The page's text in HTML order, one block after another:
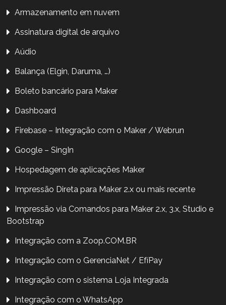
Armazenamento em nuvem
Assinatura digital de arquivo
Aúdio
Balança (Elgin, Daruma, …)
Boleto bancário para Maker
Dashboard
Firebase – Integração com o Maker / Webrun
Google – SingIn
Hospedagem de aplicações Maker
Impressão Direta para Maker 2.x ou mais recente
Impressão via Comandos para Maker 2.x, 3.x, Studio e
Bootstrap
Integração com a Zoop.COM.BR
Integração com o GerenciaNet / EfíPay
Integração com o sistema Loja Integrada
Integração com o WhatsApp